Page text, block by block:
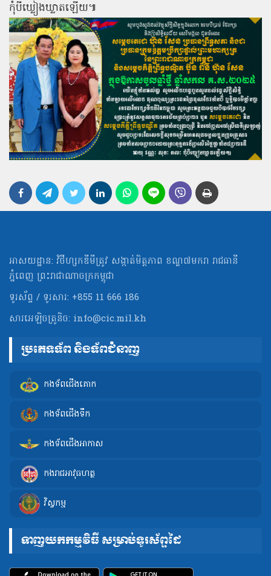
កុំបីឃ្លៀងឃ្លាតឡើយ៕
អាសយដ្ឋាន: វិថីហ្សកឌីមីត្រូវ សង្កាត់មិត្ដភាព ខណ្ឌ៧មករា រាជធានី
ភ្នំពេញ ព្រះរាជាណាចក្រកម្ពុជា
ទូរស័ព្ទ / ទូរសារ: +855 11 666 186
សារអេឡិចត្រូនិច: info@cic.mil.kh
ប្រភេទទ័ព និងទ័ពជំនាញ
កងទ័ពជើងគោក
កងទ័ពជើងទឹក
កងទ័ពជើងអាកាស
កងរាជអាវុធហត្ថ
វិស្វកម្ម
ទាញយកកម្មវិធី សម្រាប់ទូរស័ព្ទដៃ